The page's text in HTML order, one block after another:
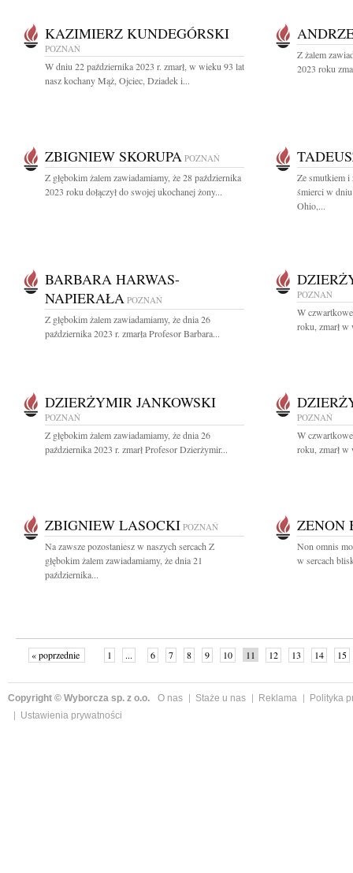
KAZIMIERZ KUNDEGÓRSKI
POZNAŃ
W dniu 22 października 2023 r. zmarł, w wieku 93 lat
nasz kochany Mąż, Ojciec, Dziadek i...
Z żalem
2023 roku
ZBIGNIEW SKORUPA POZNAŃ
Z głębokim żalem zawiadamiamy, że 28 października
2023 roku dołączył do swojej ukochanej żony...
Ze smutkiem i
śmierci w
Ohio,...
BARBARA HARWAS-
NAPIERAŁA POZNAŃ
Z głębokim żalem zawiadamiamy, że dnia 26
października 2023 r. zmarła Profesor Barbara...
POZNAŃ
W
roku, zmarł
DZIERŻYMIR JANKOWSKI
POZNAŃ
Z głębokim żalem zawiadamiamy, że dnia 26
października 2023 r. zmarł Profesor Dzierżymir...
POZNAŃ
W
roku, zmarł
ZBIGNIEW LASOCKI POZNAŃ
Na zawsze pozostaniesz w naszych sercach Z
głębokim żalem zawiadamiamy, że dnia 21
października...
ZENON
Non omnis
w sercach
« poprzednie 1 ... 6 7 8 9 10 11 12 13 14 15
Copyright © Wyborcza sp. z o.o. O nas Staże u nas Reklama
Polityka
Ustawienia prywatności